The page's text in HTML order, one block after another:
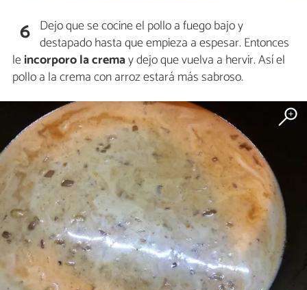
6 Dejo que se cocine el pollo a fuego bajo y
destapado hasta que empieza a espesar. Entonces
leincorporo la cremay dejo que vuelva a hervir. Así el
pollo a la crema con arroz estará más sabroso.